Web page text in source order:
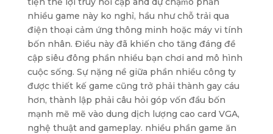
nhiều game này ko nghỉ, hầu như chỗ trải qua
điện thoại cảm ứng thông minh hoặc máy vi tính
bốn nhân. Điều này đã khiến cho tăng đáng đề
cập siêu đông phần nhiều bạn chơi and mô hình
cuộc sống. Sự nặng nề giữa phần nhiều công ty
được thiết kế game cũng trở phải thành gay cáu
hơn, thành lập phải câu hỏi góp vốn đầu bốn
mạnh mẽ mẽ vào dung dịch lượng cao card VGA,
nghệ thuật and gameplay. nhiều phần game ăn